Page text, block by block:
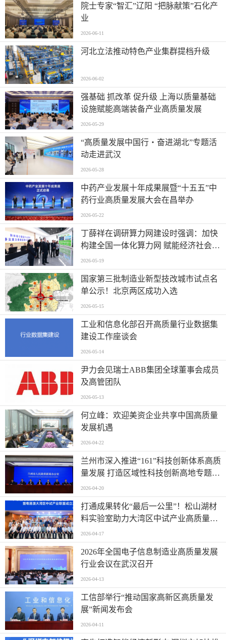
院士专家“智汇”辽阳 “把脉献策”石化产
业
2026-06-11
河北立法推动特色产业集群提档升级
2026-06-02
强基础 抓改革 促升级 上海以质量基础
设施赋能高端装备产业高质量发展
2026-05-29
“高质量发展中国行・奋进湖北”专题活
动走进武汉
2026-05-28
中药产业发展十年成果展暨“十五五”中
药行业高质量发展大会在昌举办
2026-05-22
丁薛祥在调研算力网建设时强调：加快
构建全国一体化算力网 赋能经济社会高
质量发展
2026-05-19
国家第三批制造业新型技改城市试点名
单公示！北京两区成功入选
2026-05-15
工业和信息化部召开高质量行业数据集
建设工作座谈会
2026-05-14
尹力会见瑞士ABB集团全球董事会成员
及高管团队
2026-05-13
何立峰：欢迎美资企业共享中国高质量
发展机遇
2026-04-22
兰州市深入推进“161”科技创新体系高质
量发展 打造区域性科技创新高地专题新
闻发布会实录（文+图）
2026-04-20
打通成果转化“最后一公里”！松山湖材
料实验室助力大湾区中试产业高质量发
展
2026-04-17
2026年全国电子信息制造业高质量发展
行业会议在武汉召开
2026-04-13
工信部举行“推动国家高新区高质量发
展”新闻发布会
2026-04-11